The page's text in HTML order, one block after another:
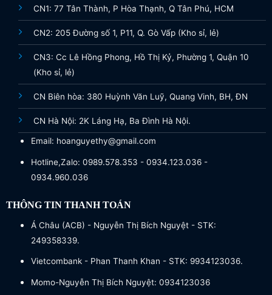
CN1: 77 Tân Thành, P Hòa Thạnh, Q Tân Phú, HCM
CN2: 205 Đường số 1, P11, Q. Gò Vấp (Kho sỉ, lẻ)
CN3: Cc Lê Hồng Phong, Hồ Thị Kỷ, Phường 1, Quận 10
(Kho sỉ, lẻ)
CN Biên hòa: 380 Huỳnh Văn Luỹ, Quang Vinh, BH, ĐN
CN Hà Nội: 2K Láng Hạ, Ba Đình Hà Nội.
Email: hoanguyethy@gmail.com
Hotline,Zalo: 0989.578.353 - 0934.123.036 -
0934.960.036
THÔNG TIN THANH TOÁN
Á Châu (ACB) - Nguyễn Thị Bích Nguyệt - STK:
249358339.
Vietcombank - Phan Thanh Khan - STK: 9934123036.
Momo-Nguyễn Thị Bích Nguyệt: 0934123036